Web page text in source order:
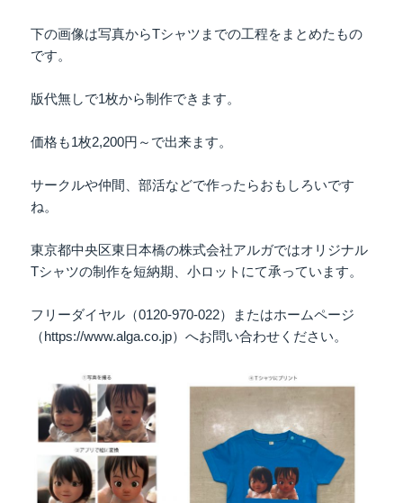
下の画像は写真からTシャツまでの工程をまとめたもの
です。
版代無しで1枚から制作できます。
価格も1枚2,200円～で出来ます。
サークルや仲間、部活などで作ったらおもしろいです
ね。
東京都中央区東日本橋の株式会社アルガではオリジナル
Tシャツの制作を短納期、小ロットにて承っています。
フリーダイヤル（0120-970-022）またはホームページ
（https://www.alga.co.jp）へお問い合わせください。